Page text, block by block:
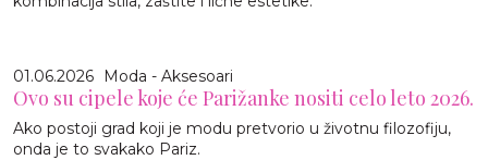
01.06.2026 Moda - Aksesoari
Ovo su cipele koje će Parižanke nositi celo leto 2026.
Ako postoji grad koji je modu pretvorio u životnu filozofiju,
onda je to svakako Pariz.